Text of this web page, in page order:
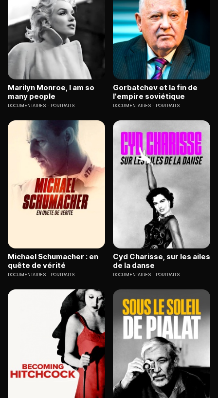
Marilyn Monroe, I am so
many people
DOCUMENTAIRES PORTRAITS
Gorbatchev et la fin de
l'empire soviétique
DOCUMENTAIRES PORTRAITS
Michael Schumacher : en
quête de vérité
DOCUMENTAIRES PORTRAITS
Cyd Charisse, sur les ailes
de la danse
DOCUMENTAIRES PORTRAITS